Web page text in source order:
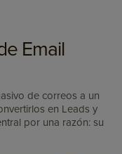
Email
de correos a un
en Leads y
por una razón: su